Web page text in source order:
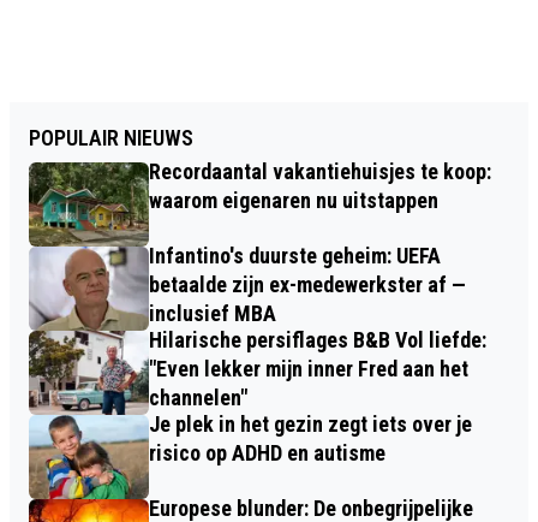
POPULAIR NIEUWS
Recordaantal vakantiehuisjes te koop:
waarom eigenaren nu uitstappen
Infantino's duurste geheim: UEFA
betaalde zijn ex-medewerkster af —
inclusief MBA
Hilarische persiflages B&B Vol liefde:
"Even lekker mijn inner Fred aan het
channelen"
Je plek in het gezin zegt iets over je
risico op ADHD en autisme
Europese blunder: De onbegrijpelijke